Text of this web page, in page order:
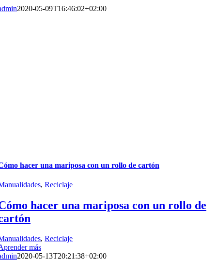
2020-05-09T16:46:02+02:00
hacer una mariposa con un rollo de cartón
, Reciclaje
hacer una mariposa con un rollo de
, Reciclaje
más
2020-05-13T20:21:38+02:00